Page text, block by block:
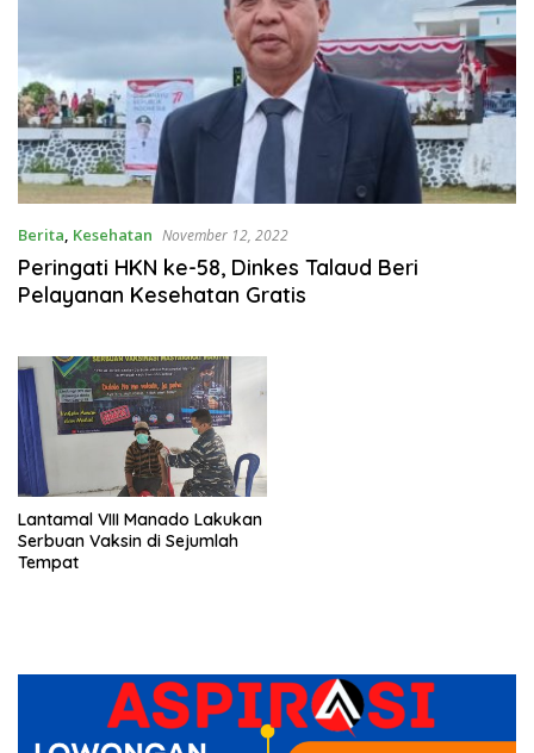
Berita, Kesehatan November 12, 2022
Peringati HKN ke-58, Dinkes Talaud Beri
Pelayanan Kesehatan Gratis
Lantamal VIII Manado Lakukan
Serbuan Vaksin di Sejumlah
Tempat